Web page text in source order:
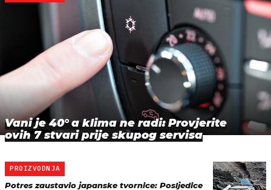
Vani je 40° a klima ne radi: Provjerite
ovih 7 stvari prije skupog servisa
PROIZVODNJA
Potres zaustavio japanske tvornice: Posljedice